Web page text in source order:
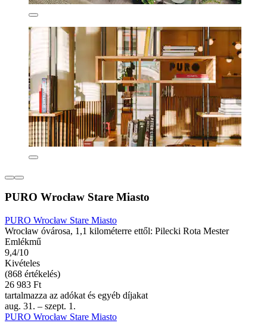
PURO Wrocław Stare Miasto
PURO Wrocław Stare Miasto
Wrocław óvárosa, 1,1 kilométerre ettől: Pilecki Rota Mester
Emlékmű
9,4/10
Kivételes
(868 értékelés)
26 983 Ft
tartalmazza az adókat és egyéb díjakat
aug. 31. – szept. 1.
PURO Wrocław Stare Miasto